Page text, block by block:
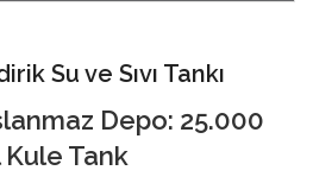
Su ve Sıvı Tankı
Depo: 25.000
Tank